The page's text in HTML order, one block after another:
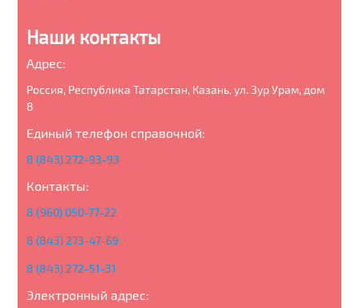
Наши контакты
Адрес:
Россия, Республика Татарстан, Казань, ул. Зур Урам, дом
8
Единый телефон справочной:
8 (843) 272-93-93
Контакты:
8 (960) 050-77-22
8 (843) 273-47-69
8 (843) 272-51-31
Электронный адрес: